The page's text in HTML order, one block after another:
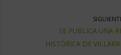
SE PUBLICA UNA
HISTÓRICA DE